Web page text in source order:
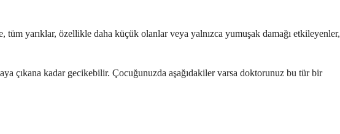
yarıklar, özellikle daha küçük olanlar veya yalnızca yumuşak damağı etkileyenler,
çıkana kadar gecikebilir. Çocuğunuzda aşağıdakiler varsa doktorunuz bu tür bir